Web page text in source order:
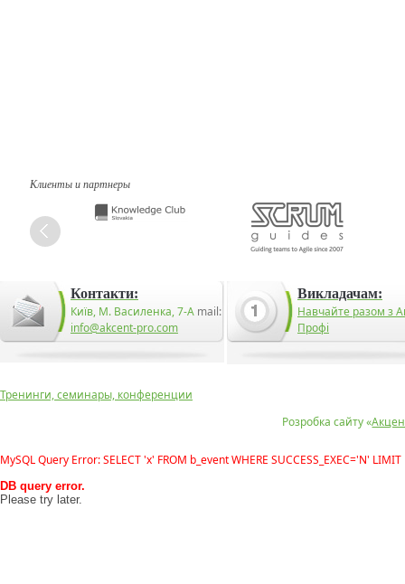
Клиенты и партнеры
Контакти:
Київ, М. Василенка, 7-А mail:
info@akcent-pro.com
Викладачам:
Навчайте разом з
Профі
Розробка сайту «
Тренинги, семинары, конференции
MySQL Query Error: SELECT 'x' FROM b_event WHERE SUCCESS_EXEC='N' LIMIT
DB query error.
Please try later.